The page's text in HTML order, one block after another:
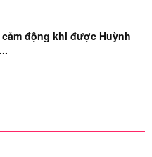
cảm động khi được Huỳnh